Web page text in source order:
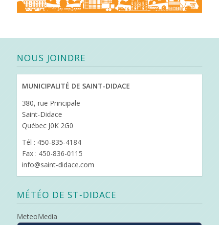
NOUS JOINDRE
MUNICIPALITÉ DE SAINT-DIDACE
380, rue Principale
Saint-Didace
Québec J0K 2G0
Tél : 450-835-4184
Fax : 450-836-0115
info@saint-didace.com
MÉTÉO DE ST-DIDACE
MeteoMedia